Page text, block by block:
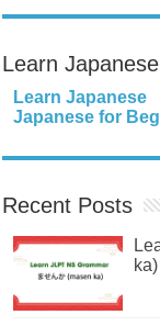
Learn Japanese
Learn Japanese
Japanese for
Recent Posts
ka)